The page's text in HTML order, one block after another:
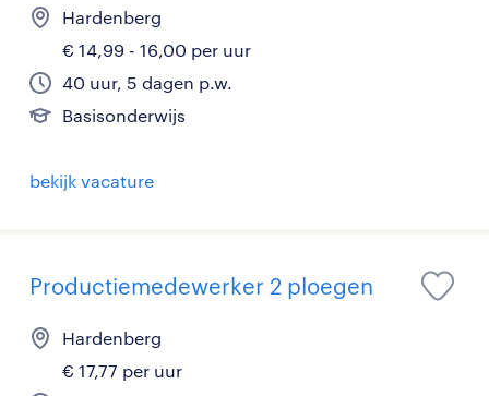
Hardenberg
€ 14,99 - 16,00 per uur
40 uur, 5 dagen p.w.
Basisonderwijs
bekijk vacature
Productiemedewerker 2 ploegen
Hardenberg
€ 17,77 per uur